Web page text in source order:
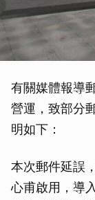
有關媒體報導
營運，致部分
明如下：
本次郵件延誤
心甫啟用，導